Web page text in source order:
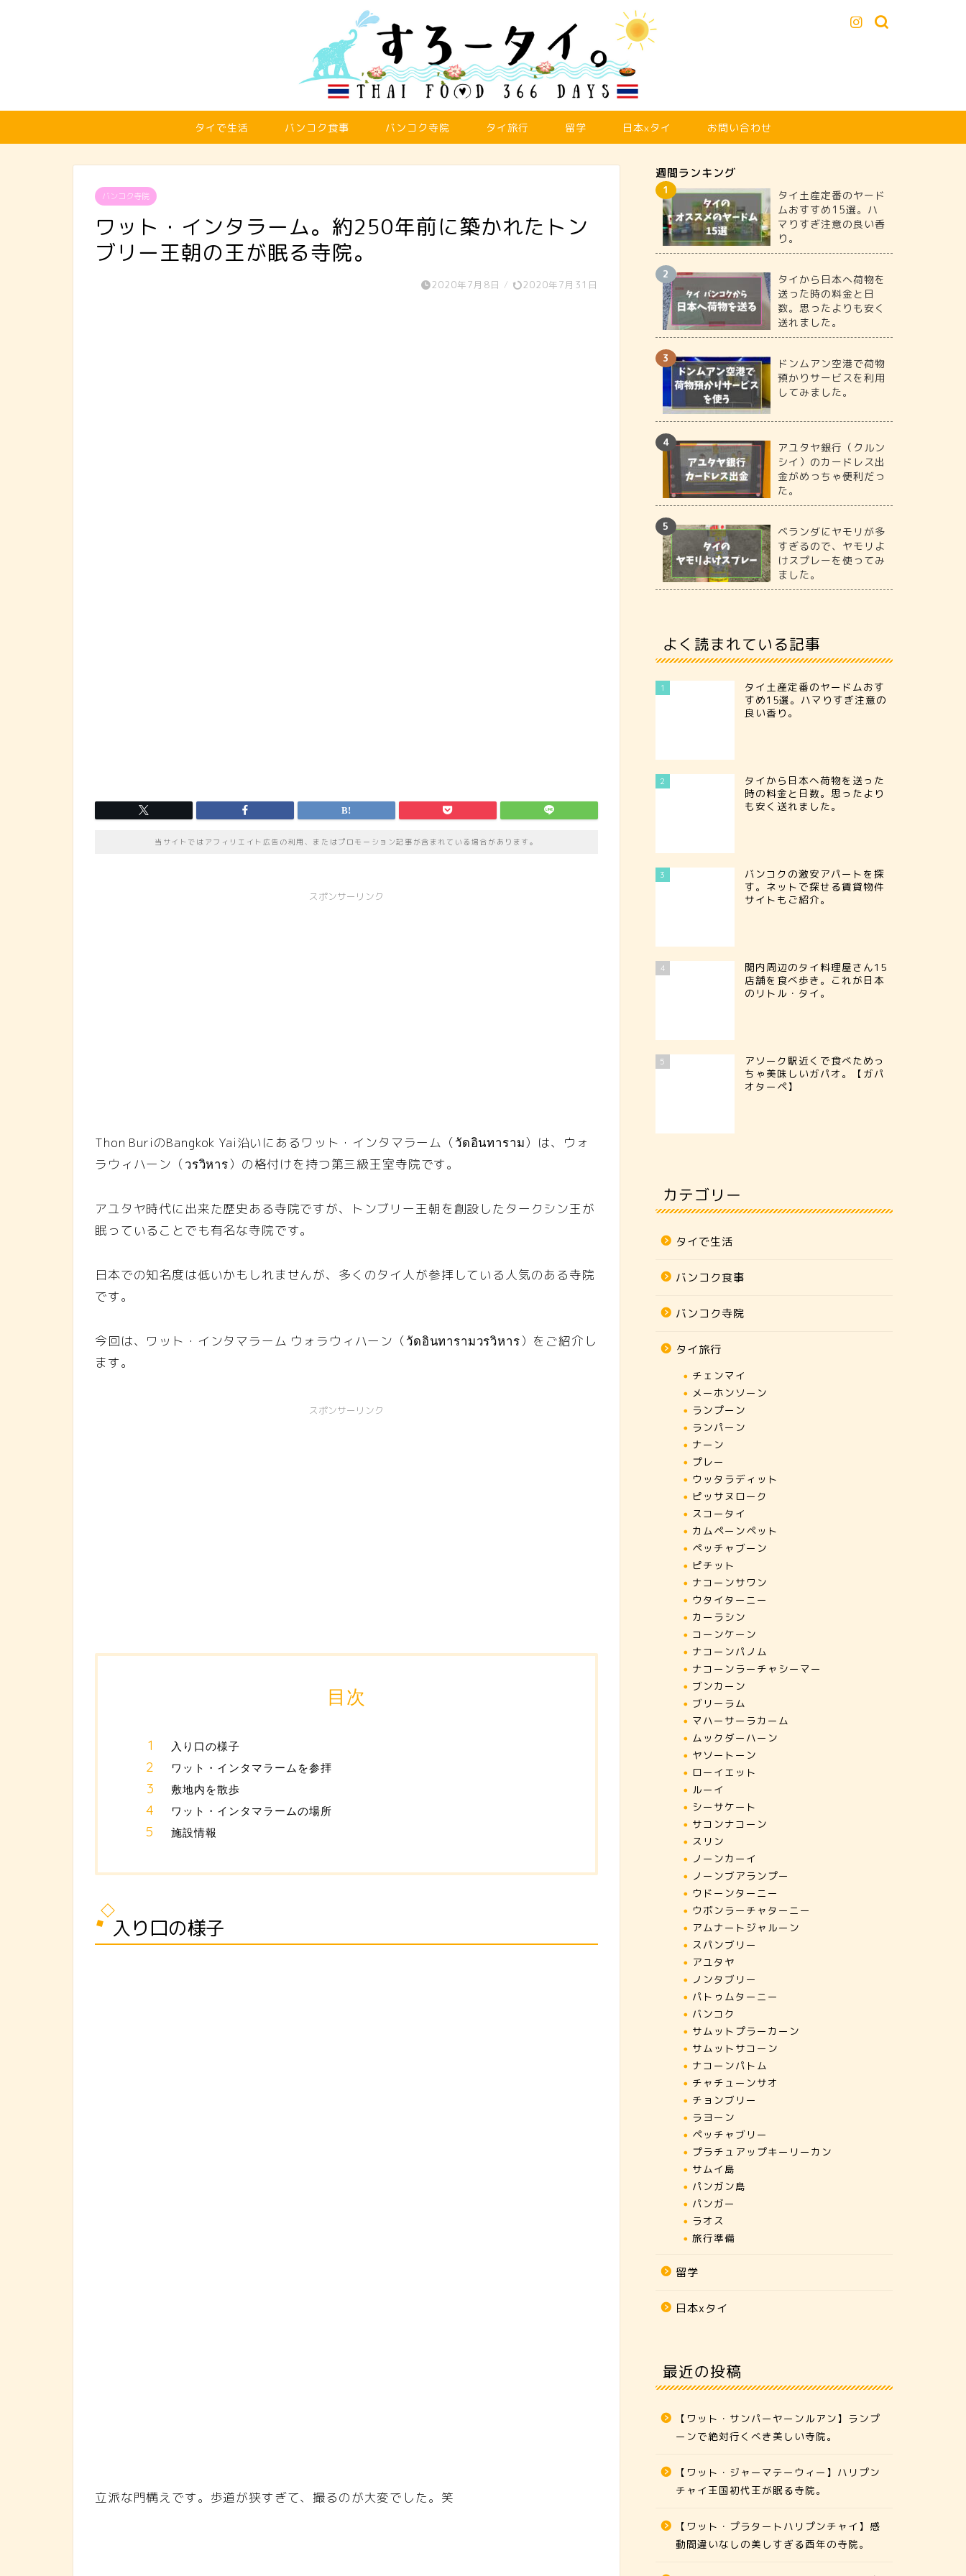
タイで生活 バンコク食事 バンコク寺院 タイ旅行 留学 日本xタイ お問い合わせ
バンコク寺院
ワット・インタラーム。約250年前に築かれたトン
ブリー王朝の王が眠る寺院。
2020年7月8日 / 2020年7月31日
当サイトではアフィリエイト広告の利用、またはプロモーション記事が含まれている場合があります。
スポンサーリンク
Thon BuriのBangkok Yai沿いにあるワット・インタマラーム（วัดอินทาราม）は、ウォ
ラウィハーン（วรวิหาร）の格付けを持つ第三級王室寺院です。
アユタヤ時代に出来た歴史ある寺院ですが、トンブリー王朝を創設したタークシン王が
眠っていることでも有名な寺院です。
日本での知名度は低いかもしれませんが、多くのタイ人が参拝している人気のある寺院
です。
今回は、ワット・インタマラーム ウォラウィハーン（วัดอินทารามวรวิหาร）をご紹介し
ます。
スポンサーリンク
目次
入り口の様子
ワット・インタマラームを参拝
敷地内を散歩
ワット・インタマラームの場所
施設情報
入り口の様子
立派な門構えです。歩道が狭すぎて、撮るのが大変でした。笑
週間ランキング
タイ土産定番のヤード
ムおすすめ15選。ハ
マりすぎ注意の良い香
り。
タイから日本へ荷物を
送った時の料金と日
数。思ったよりも安く
送れました。
ドンムアン空港で荷物
預かりサービスを利用
してみました。
アユタヤ銀行（クルン
シイ）のカードレス出
金がめっちゃ便利だっ
た。
ベランダにヤモリが多
すぎるので、ヤモリよ
けスプレーを使ってみ
ました。
よく読まれている記事
1
タイ土産定番のヤードムおす
すめ15選。ハマりすぎ注意の
良い香り。
2
タイから日本へ荷物を送った
時の料金と日数。思ったより
も安く送れました。
3
バンコクの激安アパートを探
す。ネットで探せる賃貸物件
サイトもご紹介。
4
関内周辺のタイ料理屋さん15
店舗を食べ歩き。これが日本
のリトル・タイ。
5
アソーク駅近くで食べためっ
ちゃ美味しいガパオ。【ガパ
オターペ】
カテゴリー
タイで生活
バンコク食事
バンコク寺院
タイ旅行
チェンマイ
メーホンソーン
ランプーン
ランパーン
ナーン
プレー
ウッタラディット
ピッサヌローク
スコータイ
カムペーンペット
ペッチャブーン
ピチット
ナコーンサワン
ウタイターニー
カーラシン
コーンケーン
ナコーンパノム
ナコーンラーチャシーマー
ブンカーン
ブリーラム
マハーサーラカーム
ムックダーハーン
ヤソートーン
ローイエット
ルーイ
シーサケート
サコンナコーン
スリン
ノーンカーイ
ノーンブアランプー
ウドーンターニー
ウボンラーチャターニー
アムナートジャルーン
スパンブリー
アユタヤ
ノンタブリー
パトゥムターニー
バンコク
サムットプラーカーン
サムットサコーン
ナコーンパトム
チャチューンサオ
チョンブリー
ラヨーン
ペッチャブリー
プラチュアップキーリーカン
サムイ島
パンガン島
パンガー
ラオス
旅行準備
留学
日本xタイ
最近の投稿
【ワット・サンパーヤーンルアン】ランプ
ーンで絶対行くべき美しい寺院。
【ワット・ジャーマテーウィー】ハリプン
チャイ王国初代王が眠る寺院。
【ワット・プラタートハリプンチャイ】感
動間違いなしの美しすぎる酉年の寺院。